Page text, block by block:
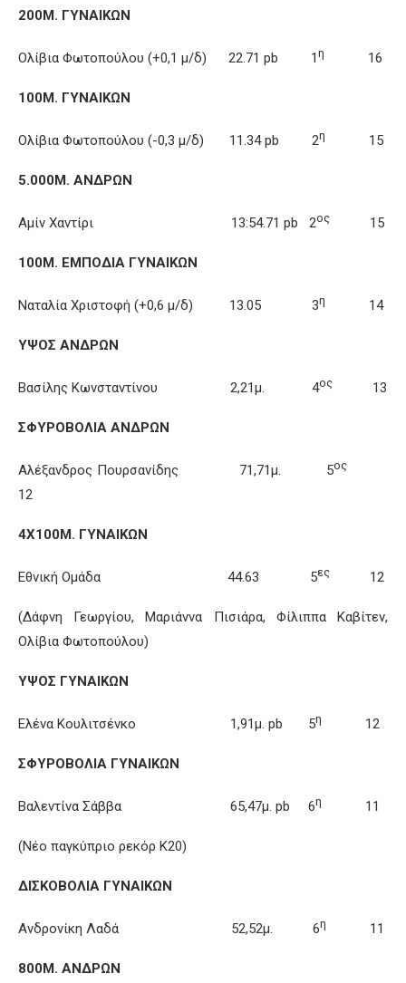
200Μ. ΓΥΝΑΙΚΩΝ
Ολίβια Φωτοπούλου (+0,1 μ/δ) 22.71 pb 1 η 16
100Μ. ΓΥΝΑΙΚΩΝ
Ολίβια Φωτοπούλου (-0,3 μ/δ) 11.34 pb 2η 15
5.000Μ. ΑΝΔΡΩΝ
Αμίν Χαντίρι 13:54.71 pb 2ος 15
100Μ. ΕΜΠΟΔΙΑ ΓΥΝΑΙΚΩΝ
Ναταλία Χριστοφή (+0,6 μ/δ) 13.05 3η 14
ΥΨΟΣ ΑΝΔΡΩΝ
Βασίλης Κωνσταντίνου 2,21μ. 4ος 13
ΣΦΥΡΟΒΟΛΙΑ ΑΝΔΡΩΝ
Αλέξανδρος Πουρσανίδης 71,71μ. 5ος
12
4Χ100Μ. ΓΥΝΑΙΚΩΝ
Εθνική Ομάδα 44.63 5ες 12
(Δάφνη Γεωργίου, Μαριάννα Πισιάρα, Φίλιππα Καβίτεν,
Ολίβια Φωτοπούλου)
ΥΨΟΣ ΓΥΝΑΙΚΩΝ
Ελένα Κουλιτσένκο 1,91μ. pb 5η 12
ΣΦΥΡΟΒΟΛΙΑ ΓΥΝΑΙΚΩΝ
Βαλεντίνα Σάββα 65,47μ. pb 6η 11
(Νέο παγκύπριο ρεκόρ Κ20)
ΔΙΣΚΟΒΟΛΙΑ ΓΥΝΑΙΚΩΝ
Ανδρονίκη Λαδά 52,52μ. 6η 11
800Μ. ΑΝΔΡΩΝ